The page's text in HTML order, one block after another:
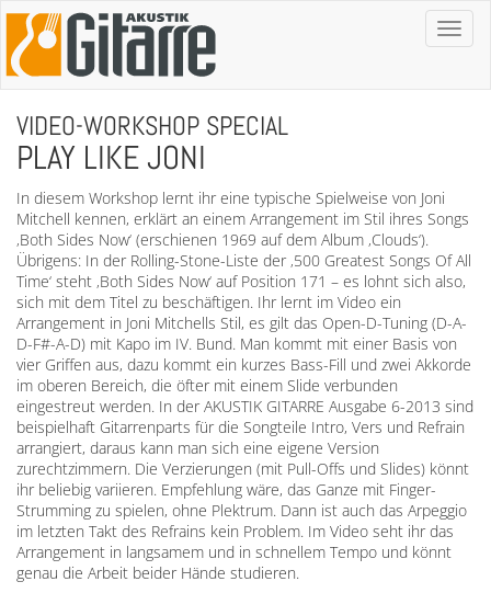
Toggle
VIDEO-WORKSHOP SPECIAL
PLAY LIKE JONI
In diesem Workshop lernt ihr eine typische Spielweise von Joni
Mitchell kennen, erklärt an einem Arrangement im Stil ihres Songs
‚Both Sides Now‘ (erschienen 1969 auf dem Album ‚Clouds‘).
Übrigens: In der Rolling-Stone-Liste der ‚500 Greatest Songs Of All
Time‘ steht ‚Both Sides Now‘ auf Position 171 – es lohnt sich also,
sich mit dem Titel zu beschäftigen. Ihr lernt im Video ein
Arrangement in Joni Mitchells Stil, es gilt das Open-D-Tuning (D-A-
D-F#-A-D) mit Kapo im IV. Bund. Man kommt mit einer Basis von
vier Griffen aus, dazu kommt ein kurzes Bass-Fill und zwei Akkorde
im oberen Bereich, die öfter mit einem Slide verbunden
eingestreut werden. In der AKUSTIK GITARRE Ausgabe 6-2013 sind
beispielhaft Gitarrenparts für die Songteile Intro, Vers und Refrain
arrangiert, daraus kann man sich eine eigene Version
zurechtzimmern. Die Verzierungen (mit Pull-Offs und Slides) könnt
ihr beliebig variieren. Empfehlung wäre, das Ganze mit Finger-
Strumming zu spielen, ohne Plektrum. Dann ist auch das Arpeggio
im letzten Takt des Refrains kein Problem. Im Video seht ihr das
Arrangement in langsamem und in schnellem Tempo und könnt
genau die Arbeit beider Hände studieren.